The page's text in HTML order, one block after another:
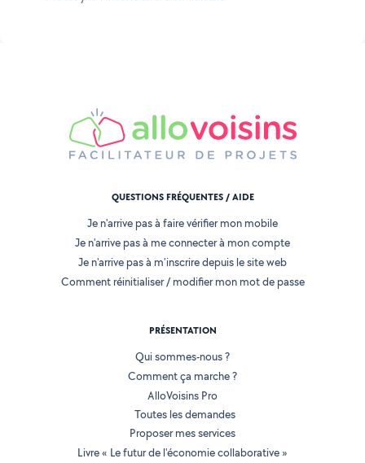
QUESTIONS FRÉQUENTES / AIDE
Je n'arrive pas à faire vérifier mon mobile
Je n'arrive pas à me connecter à mon compte
Je n'arrive pas à m'inscrire depuis le site web
Comment réinitialiser / modifier mon mot de passe
PRÉSENTATION
Qui sommes-nous ?
Comment ça marche ?
AlloVoisins Pro
Toutes les demandes
Proposer mes services
Livre « Le futur de l'économie collaborative »